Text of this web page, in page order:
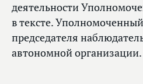
деятельности
в тексте.
председателя
автономной организации.